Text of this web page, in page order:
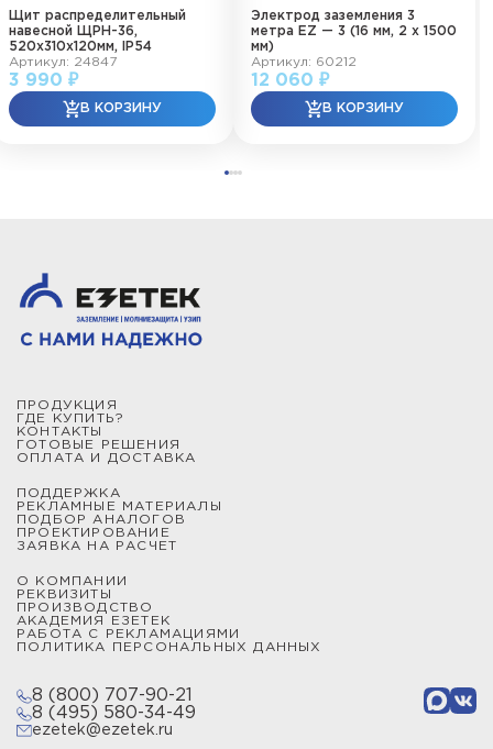
Щит распределительный
навесной ЩРН-36,
520х310х120мм, IP54
Артикул: 24847
3 990 ₽
Электрод заземления 3
метра EZ — 3 (16 мм, 2 х 1500
мм)
Артикул: 60212
12 060 ₽
ПРОДУКЦИЯ
ГДЕ КУПИТЬ?
КОНТАКТЫ
ГОТОВЫЕ РЕШЕНИЯ
ОПЛАТА И ДОСТАВКА
ПОДДЕРЖКА
РЕКЛАМНЫЕ МАТЕРИАЛЫ
ПОДБОР АНАЛОГОВ
ПРОЕКТИРОВАНИЕ
ЗАЯВКА НА РАСЧЕТ
О КОМПАНИИ
РЕКВИЗИТЫ
ПРОИЗВОДСТВО
АКАДЕМИЯ ЕЗЕТЕК
РАБОТА С РЕКЛАМАЦИЯМИ
ПОЛИТИКА ПЕРСОНАЛЬНЫХ ДАННЫХ
8 (800) 707-90-21
8 (495) 580-34-49
ezetek@ezetek.ru